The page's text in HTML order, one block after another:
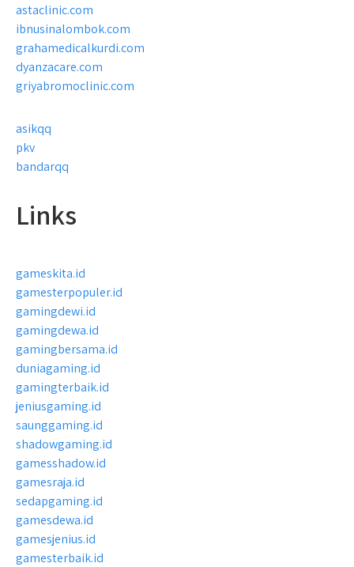
astaclinic.com
ibnusinalombok.com
grahamedicalkurdi.com
dyanzacare.com
griyabromoclinic.com
asikqq
pkv
bandarqq
Links
gameskita.id
gamesterpopuler.id
gamingdewi.id
gamingdewa.id
gamingbersama.id
duniagaming.id
gamingterbaik.id
jeniusgaming.id
saunggaming.id
shadowgaming.id
gamesshadow.id
gamesraja.id
sedapgaming.id
gamesdewa.id
gamesjenius.id
gamesterbaik.id